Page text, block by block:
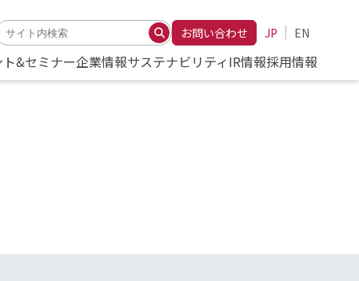
お問い合わせ JP EN
&セミナー企業情報サステナビリティIR情報採用情報